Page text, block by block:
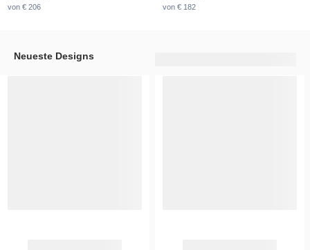
von € 206 von € 182
Neueste Designs